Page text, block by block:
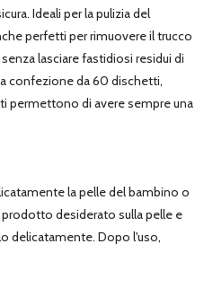
Ideali per la pulizia del
perfetti per rimuovere il trucco
lasciare fastidiosi residui di
confezione da 60 dischetti,
permettono di avere sempre una
la pelle del bambino o
desiderato sulla pelle e
delicatamente. Dopo l'uso,